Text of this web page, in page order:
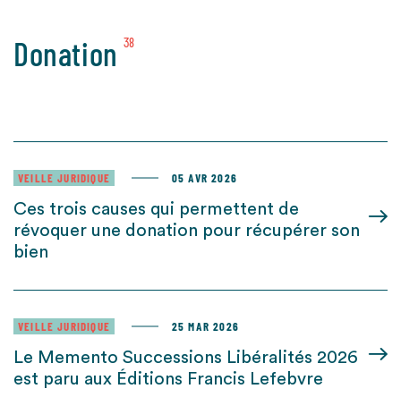
Donation 38
VEILLE JURIDIQUE 05 AVR 2026
Ces trois causes qui permettent de
révoquer une donation pour récupérer son
bien
VEILLE JURIDIQUE 25 MAR 2026
Le Memento Successions Libéralités 2026
est paru aux Éditions Francis Lefebvre